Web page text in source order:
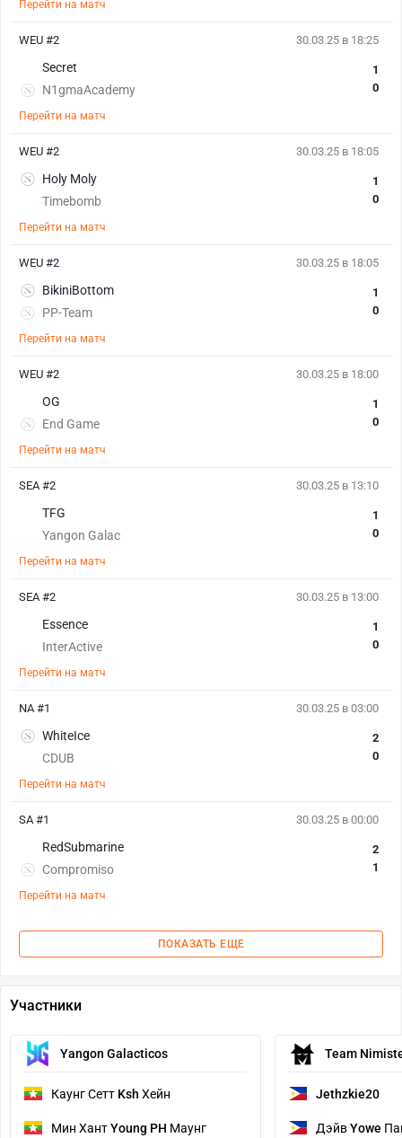
Перейти на матч
30.03.25 в 18:25
Secret
N1gmaAcademy
1
0
Перейти на матч
WEU #2
30.03.25 в 18:05
Holy Moly
Timebomb
1
0
Перейти на матч
WEU #2
30.03.25 в 18:05
BikiniBottom
PP-Team
1
0
Перейти на матч
WEU #2
30.03.25 в 18:00
OG
End Game
1
0
Перейти на матч
WEU #2
30.03.25 в 13:10
TFG
Yangon Galac
1
0
Перейти на матч
SEA #2
30.03.25 в 13:00
Essence
InterActive
1
0
Перейти на матч
SEA #2
30.03.25 в 03:00
WhiteIce
CDUB
2
0
Перейти на матч
NA #1
30.03.25 в 00:00
RedSubmarine
Compromiso
2
1
Перейти на матч
SA #1
ПОКАЗАТЬ ЕЩЕ
Участники
Yangon Galacticos
Каунг Сетт Ksh Хейн
Мин ХантYoung PH Маунг
Team
Jethzkie20
ДэйвYowe